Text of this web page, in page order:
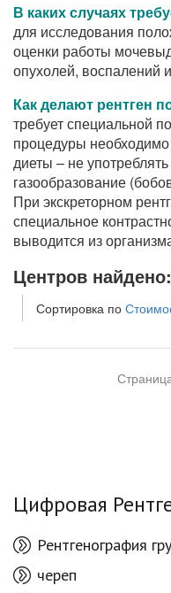
В каких случаях
для исследования
оценки работы
опухолей, воспалений
Как делают рентген
требует специальной
процедуры
диеты – не
газообразование
При экскреторном
специальное
выводится из
Центров найдено:
Сортировка по
Цифровая
Рентгенография
череп